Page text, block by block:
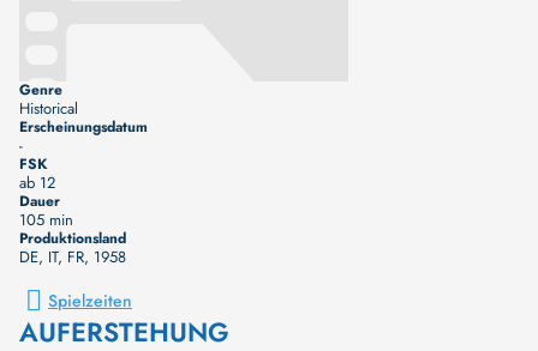
Genre
Historical
Erscheinungsdatum
-
FSK
ab 12
Dauer
105 min
Produktionsland
DE, IT, FR, 1958
Spielzeiten
AUFERSTEHUNG